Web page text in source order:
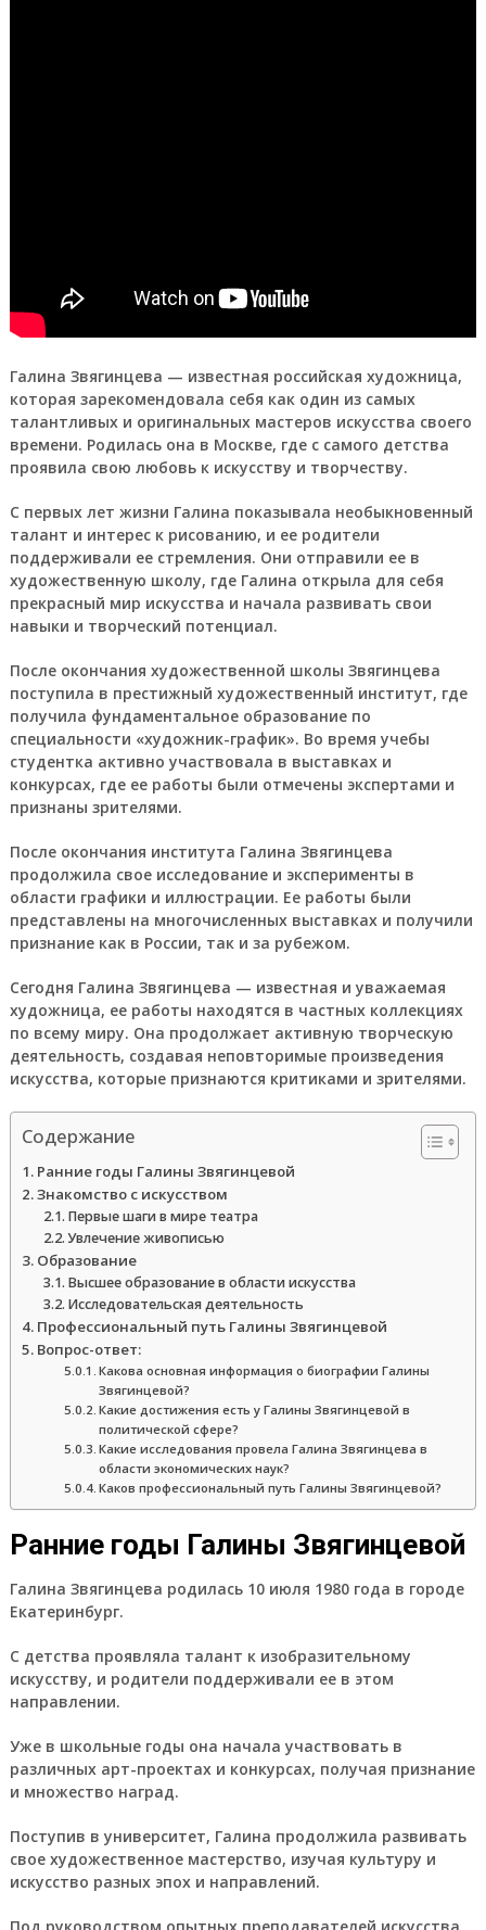
Галина Звягинцева — известная российская художница,
которая зарекомендовала себя как один из самых
талантливых и оригинальных мастеров искусства своего
времени. Родилась она в Москве, где с самого детства
проявила свою любовь к искусству и творчеству.
С первых лет жизни Галина показывала необыкновенный
талант и интерес к рисованию, и ее родители
поддерживали ее стремления. Они отправили ее в
художественную школу, где Галина открыла для себя
прекрасный мир искусства и начала развивать свои
навыки и творческий потенциал.
После окончания художественной школы Звягинцева
поступила в престижный художественный институт, где
получила фундаментальное образование по
специальности «художник-график». Во время учебы
студентка активно участвовала в выставках и
конкурсах, где ее работы были отмечены экспертами и
признаны зрителями.
После окончания института Галина Звягинцева
продолжила свое исследование и эксперименты в
области графики и иллюстрации. Ее работы были
представлены на многочисленных выставках и получили
признание как в России, так и за рубежом.
Сегодня Галина Звягинцева — известная и уважаемая
художница, ее работы находятся в частных коллекциях
по всему миру. Она продолжает активную творческую
деятельность, создавая неповторимые произведения
искусства, которые признаются критиками и зрителями.
Содержание
Ранние годы Галины Звягинцевой
Знакомство с искусством
Первые шаги в мире театра
Увлечение живописью
Образование
Высшее образование в области искусства
Исследовательская деятельность
Профессиональный путь Галины Звягинцевой
Вопрос-ответ:
Какова основная информация о биографии Галины
Звягинцевой?
Какие достижения есть у Галины Звягинцевой в
политической сфере?
Какие исследования провела Галина Звягинцева в
области экономических наук?
Каков профессиональный путь Галины Звягинцевой?
Ранние годы Галины Звягинцевой
Галина Звягинцева родилась 10 июля 1980 года в городе
Екатеринбург.
С детства проявляла талант к изобразительному
искусству, и родители поддерживали ее в этом
направлении.
Уже в школьные годы она начала участвовать в
различных арт-проектах и конкурсах, получая признание
и множество наград.
Поступив в университет, Галина продолжила развивать
свое художественное мастерство, изучая культуру и
искусство разных эпох и направлений.